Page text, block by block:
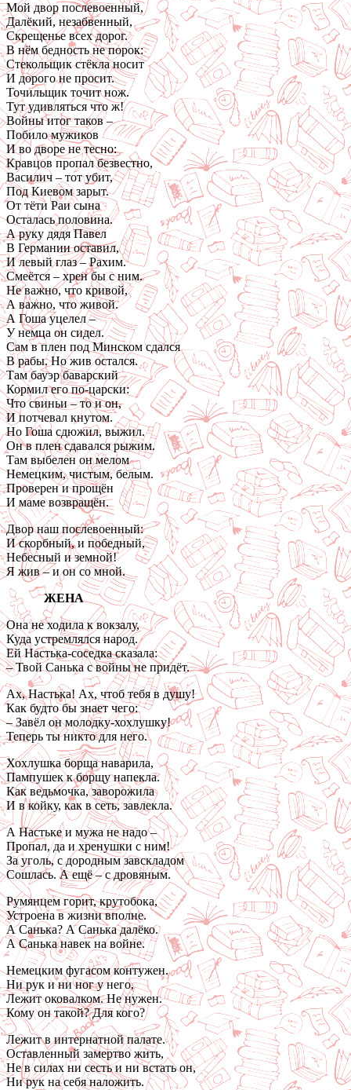
Мой двор послевоенный,
Далёкий, незабвенный,
Скрещенье всех дорог.
В нём бедность не порок:
Стекольщик стёкла носит
И дорого не просит.
Точильщик точит нож.
Тут удивляться что ж!
Войны итог таков –
Побило мужиков
И во дворе не тесно:
Кравцов пропал безвестно,
Василич – тот убит,
Под Киевом зарыт.
От тёти Раи сына
Осталась половина.
А руку дядя Павел
В Германии оставил,
И левый глаз – Рахим.
Смеётся – хрен бы с ним.
Не важно, что кривой,
А важно, что живой.
А Гоша уцелел –
У немца он сидел.
Сам в плен под Минском сдался
В рабы. Но жив остался.
Там бауэр баварский
Кормил его по-царски:
Что свиньи – то и он,
И потчевал кнутом.
Но Гоша сдюжил, выжил.
Он в плен сдавался рыжим.
Там выбелен он мелом
Немецким, чистым, белым.
Проверен и прощён
И маме возвращён.
Двор наш послевоенный:
И скорбный, и победный,
Небесный и земной!
Я жив – и он со мной.
ЖЕНА
Она не ходила к вокзалу,
Куда устремлялся народ.
Ей Настька-соседка сказала:
– Твой Санька с войны не придёт.
Ах, Настька! Ах, чтоб тебя в душу!
Как будто бы знает чего:
– Завёл он молодку-хохлушку!
Теперь ты никто для него.
Хохлушка борща наварила,
Пампушек к борщу напекла.
Как ведьмочка, заворожила
И в койку, как в сеть, завлекла.
А Настьке и мужа не надо –
Пропал, да и хренушки с ним!
За уголь, с дородным завскладом
Сошлась. А ещё – с дровяным.
Румянцем горит, крутобока,
Устроена в жизни вполне.
А Санька? А Санька далёко.
А Санька навек на войне.
Немецким фугасом контужен.
Ни рук и ни ног у него,
Лежит оковалком. Не нужен.
Кому он такой? Для кого?
Лежит в интернатной палате.
Оставленный замертво жить,
Не в силах ни сесть и ни встать он,
Ни рук на себя наложить.